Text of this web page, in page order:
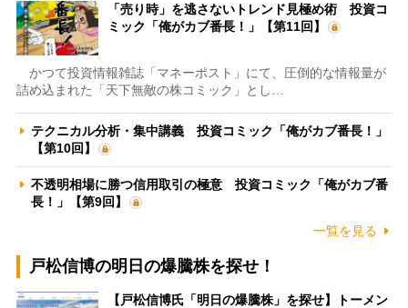
「売り時」を逃さないトレンド見極め術 投資コ
ミック「俺がカブ番長！」【第11回】
かつて投資情報雑誌「マネーポスト」にて、圧倒的な情報量が
詰め込まれた「天下無敵の株コミック」とし…
テクニカル分析・集中講義 投資コミック「俺がカブ番長！」
【第10回】
不透明相場に勝つ信用取引の極意 投資コミック「俺がカブ番
長！」【第9回】
一覧を見る
戸松信博の明日の爆騰株を探せ！
【戸松信博氏「明日の爆騰株」を探せ】トーメン